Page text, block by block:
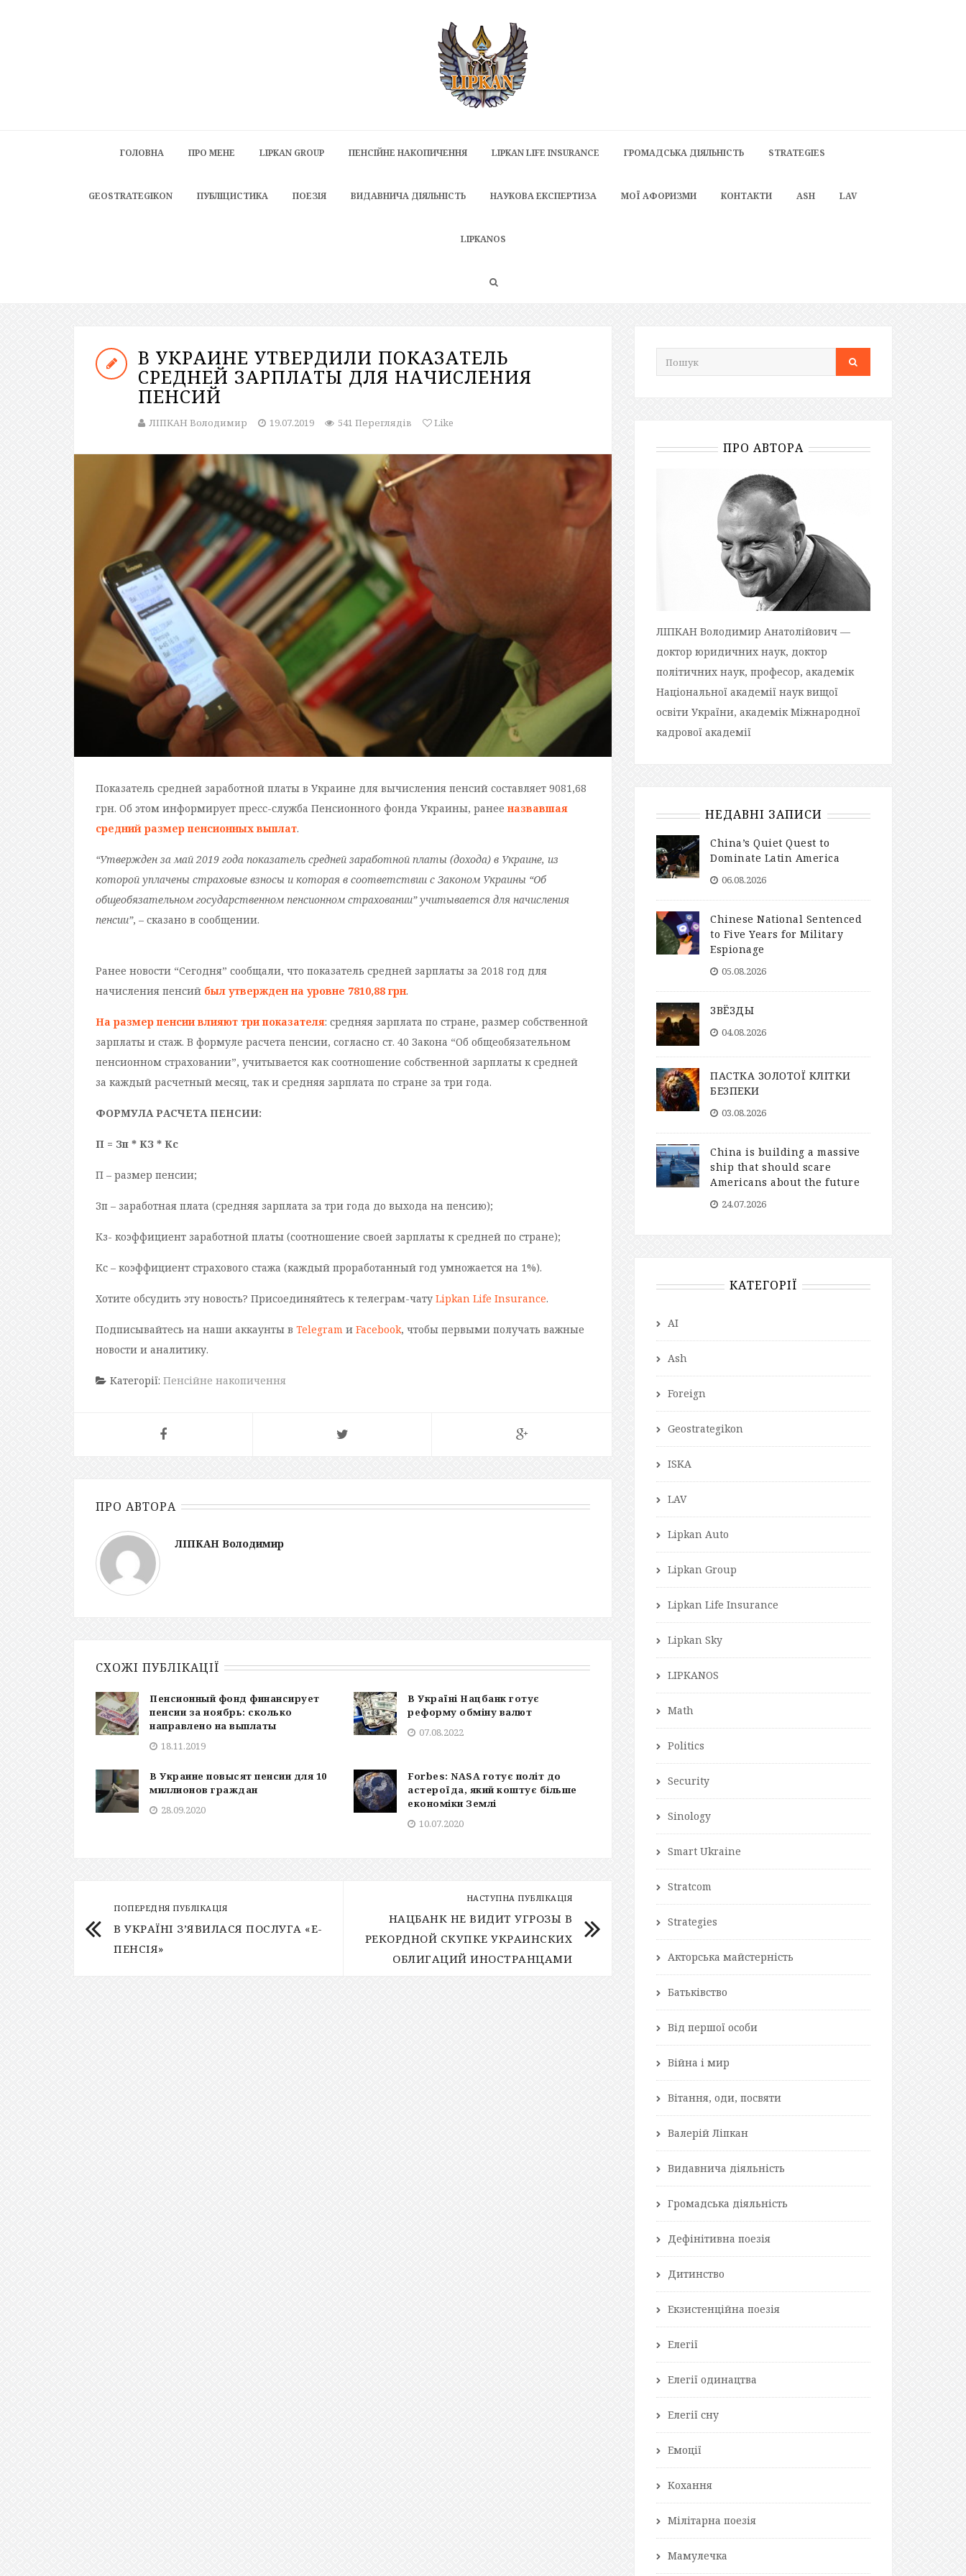
ГОЛОВНА ПРО МЕНЕ LIPKAN GROUP ПЕНСІЙНЕ НАКОПИЧЕННЯ LIPKAN LIFE INSURANCE ГРОМАДСЬКА ДІЯЛЬНІСТЬ STRATEGIES
GEOSTRATEGIKON ПУБЛІЦИСТИКА ПОЕЗІЯ ВИДАВНИЧА ДІЯЛЬНІСТЬ НАУКОВА ЕКСПЕРТИЗА МОЇ АФОРИЗМИ КОНТАКТИ ASH LAV
LIPKANOS
В УКРАИНЕ УТВЕРДИЛИ ПОКАЗАТЕЛЬ
СРЕДНЕЙ ЗАРПЛАТЫ ДЛЯ НАЧИСЛЕНИЯ
ПЕНСИЙ
ЛІПКАН Володимир 19.07.2019 541 Переглядів Like
Показатель средней заработной платы в Украине для вычисления пенсий составляет 9081,68
грн. Об этом информирует пресс-служба Пенсионного фонда Украины, ранееназвавшая
средний размер пенсионных выплат.
“Утвержден за май 2019 года показатель средней заработной платы (дохода) в Украине, из
которой уплачены страховые взносы и которая в соответствии с Законом Украины “Об
общеобязательном государственном пенсионном страховании” учитывается для начисления
пенсии”, – сказано в сообщении.
Ранее новости “Сегодня” сообщали, что показатель средней зарплаты за 2018 год для
начисления пенсий был утвержден на уровне 7810,88 грн.
На размер пенсии влияют три показателя: средняя зарплата по стране, размер собственной
зарплаты и стаж. В формуле расчета пенсии, согласно ст. 40 Закона “Об общеобязательном
пенсионном страховании”, учитывается как соотношение собственной зарплаты к средней
за каждый расчетный месяц, так и средняя зарплата по стране за три года.
ФОРМУЛА РАСЧЕТА ПЕНСИИ:
П = Зп * КЗ * Кс
П – размер пенсии;
Зп – заработная плата (средняя зарплата за три года до выхода на пенсию);
Кз- коэффициент заработной платы (соотношение своей зарплаты к средней по стране);
Кс – коэффициент страхового стажа (каждый проработанный год умножается на 1%).
Хотите обсудить эту новость? Присоединяйтесь к телеграм-чату Lipkan Life Insurance.
Подписывайтесь на наши аккаунты в Telegram и Facebook, чтобы первыми получать важные
новости и аналитику.
Категорії: Пенсійне накопичення
ПРО АВТОРА
ЛІПКАН Володимир
СХОЖІ ПУБЛІКАЦІЇ
Пенсионный фонд финансирует
пенсии за ноябрь: сколько
направлено на выплаты
18.11.2019
В Україні Нацбанк готує
реформу обміну валют
07.08.2022
В Украине повысят пенсии для 10
миллионов граждан
28.09.2020
Forbes: NASA готує політ до
астероїда, який коштує більше
економіки Землі
10.07.2020
ПОПЕРЕДНЯ ПУБЛІКАЦІЯ
В УКРАЇНІ З’ЯВИЛАСЯ ПОСЛУГА «Е-
ПЕНСІЯ»
НАСТУПНА ПУБЛІКАЦІЯ
НАЦБАНК НЕ ВИДИТ УГРОЗЫ В
РЕКОРДНОЙ СКУПКЕ УКРАИНСКИХ
ОБЛИГАЦИЙ ИНОСТРАНЦАМИ
ПРО АВТОРА
ЛІПКАН Володимир Анатолійович —
доктор юридичних наук, доктор
політичних наук, професор, академік
Національної академії наук вищої
освіти України, академік Міжнародної
кадрової академії
НЕДАВНІ ЗАПИСИ
China’s Quiet Quest to
Dominate Latin America
06.08.2026
Chinese National Sentenced
to Five Years for Military
Espionage
05.08.2026
ЗВЁЗДЫ
04.08.2026
ПАСТКА ЗОЛОТОЇ КЛІТКИ
БЕЗПЕКИ
03.08.2026
China is building a massive
ship that should scare
Americans about the future
24.07.2026
КАТЕГОРІЇ
AI
Ash
Foreign
Geostrategikon
ISKA
LAV
Lipkan Auto
Lipkan Group
Lipkan Life Insurance
Lipkan Sky
LIPKANOS
Math
Politics
Security
Sinology
Smart Ukraine
Stratcom
Strategies
Акторська майстерність
Батьківство
Від першої особи
Війна і мир
Вітання, оди, посвяти
Валерій Ліпкан
Видавнича діяльність
Громадська діяльність
Дефінітивна поезія
Дитинство
Екзистенційна поезія
Елегії
Елегії одинацтва
Елегії сну
Емоції
Кохання
Мілітарна поезія
Мамулечка